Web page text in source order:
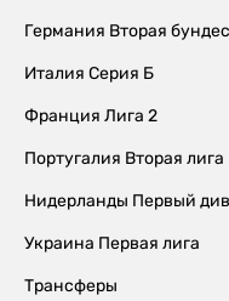
Германия Вторая
Италия Серия Б
Франция Лига 2
Португалия Вторая лига
Нидерланды Первый
Украина Первая лига
Трансферы